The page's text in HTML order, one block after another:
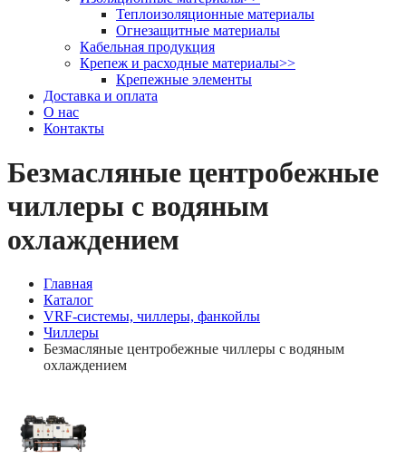
Теплоизоляционные материалы
Огнезащитные материалы
Кабельная продукция
Крепеж и расходные материалы>>
Крепежные элементы
Доставка и оплата
О нас
Контакты
Безмасляные центробежные
чиллеры с водяным
охлаждением
Главная
Каталог
VRF-системы, чиллеры, фанкойлы
Чиллеры
Безмасляные центробежные чиллеры с водяным
охлаждением